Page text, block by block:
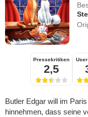
Pressekritiken
2,5
Butler Edgar will im
hinnehmen, dass seine